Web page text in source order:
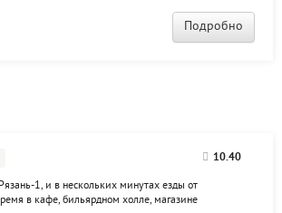
Подробно
10.40
1, и в нескольких минутах езды от
в кафе, бильярдном холле, магазине